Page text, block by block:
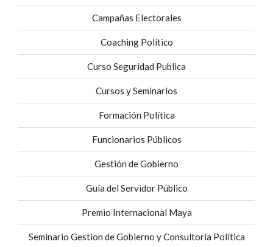
Campañas Electorales
Coaching Político
Curso Seguridad Publica
Cursos y Seminarios
Formación Política
Funcionarios Públicos
Gestión de Gobierno
Guía del Servidor Público
Premio Internacional Maya
Seminario Gestion de Gobierno y Consultoría Política